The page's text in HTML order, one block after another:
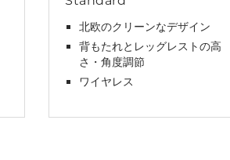
北欧のクリーンなデザイン
背もたれとレッグレストの高
さ・角度調節
ワイヤレス